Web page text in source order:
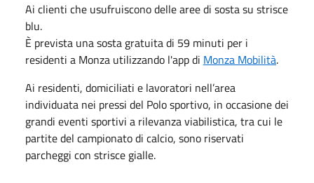
Ai clienti che usufruiscono delle aree di sosta su strisce
blu.
È prevista una sosta gratuita di 59 minuti per i
residenti a Monza utilizzando l'app di Monza Mobilità.
Ai residenti, domiciliati e lavoratori nell’area
individuata nei pressi del Polo sportivo, in occasione dei
grandi eventi sportivi a rilevanza viabilistica, tra cui le
partite del campionato di calcio, sono riservati
parcheggi con strisce gialle.